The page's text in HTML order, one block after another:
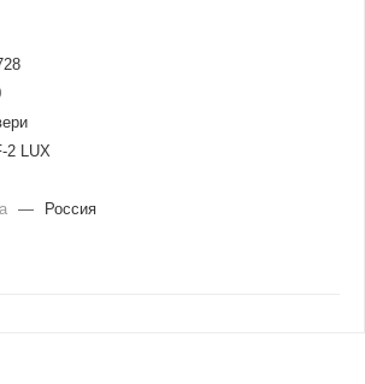
2 LUX
— Россия